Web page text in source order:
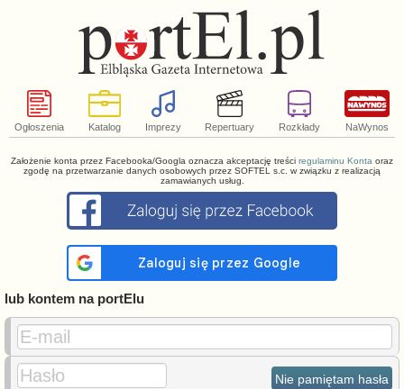
Ogłoszenia Katalog Imprezy Repertuary Rozkłady NaWynos
Założenie konta przez Facebooka/Googla oznacza akceptację treści regulaminu Konta oraz
zgodę na przetwarzanie danych osobowych przez SOFTEL s.c. w związku z realizacją
zamawianych usług.
lub kontem na portElu
E-mail
Hasło
Nie pamiętam hasła